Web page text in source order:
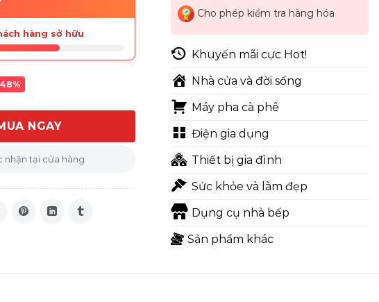
hàng sở hữu
lít NR-TL381GVKV số lượng
NGAY
nhận tại cửa hàng
Cho phép kiểm tra hàng hóa
Khuyến mãi cực Hot!
Nhà cửa và đời sống
Máy pha cà phê
Điện gia dụng
Thiết bị gia đình
Sức khỏe và làm đẹp
Dụng cụ nhà bếp
Sản phẩm khác